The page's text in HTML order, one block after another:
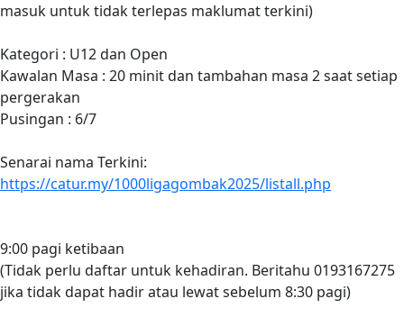
masuk untuk tidak terlepas maklumat terkini)
Kategori : U12 dan Open
Kawalan Masa : 20 minit dan tambahan masa 2 saat setiap
pergerakan
Pusingan : 6/7
Senarai nama Terkini:
https://catur.my/1000ligagombak2025/listall.php
9:00 pagi ketibaan
(Tidak perlu daftar untuk kehadiran. Beritahu 0193167275
jika tidak dapat hadir atau lewat sebelum 8:30 pagi)